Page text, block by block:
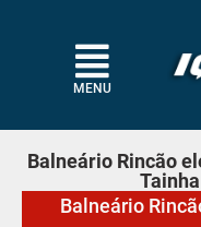
MENU
Balneário Rincão
Balneário